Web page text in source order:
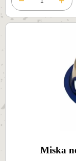
Miska